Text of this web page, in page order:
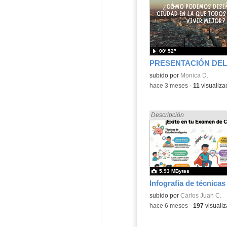
Contenido educativo.
subido por Monica D.
00′ 52″
-hace 3 meses- 11
Encontrado «Ciencias
Descripción
Contenido educativo.
subido por Carlos Juan C.
5.93 MBytes
-hace 6 meses- 197